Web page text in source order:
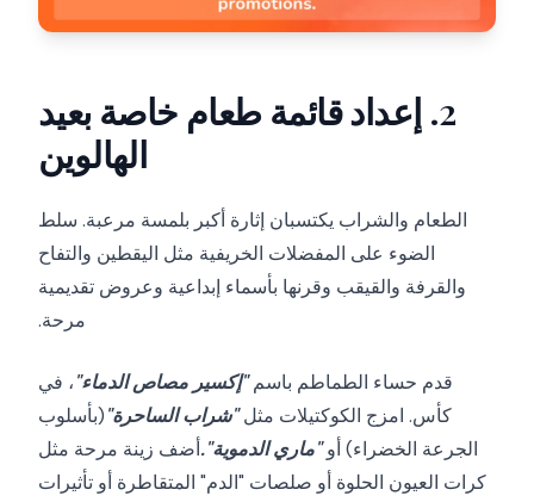
2. إعداد قائمة طعام خاصة بعيد
الهالوين
الطعام والشراب يكتسبان إثارة أكبر بلمسة مرعبة. سلط
الضوء على المفضلات الخريفية مثل اليقطين والتفاح
والقرفة والقيقب وقرنها بأسماء إبداعية وعروض تقديمية
مرحة.
قدم حساء الطماطم باسم"إكسير مصاص الدماء"، في
كأس. امزج الكوكتيلات مثل"شراب الساحرة"(بأسلوب
الجرعة الخضراء) أو"ماري الدموية".أضف زينة مرحة مثل
كرات العيون الحلوة أو صلصات "الدم" المتقاطرة أو تأثيرات